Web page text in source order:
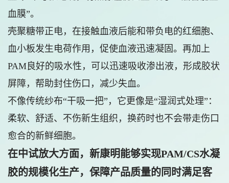
血膜”。
壳聚糖带正电，在接触血液后能和带负电的红细胞、
血小板发生电荷作用，促使血液迅速凝固。再加上
PAM良好的吸水性，可以迅速吸收渗出液，形成胶状
屏障，帮助封住伤口，减少失血。
不像传统纱布“干吸一把”，它更像是“湿润式处理”：
柔软、舒适、不伤新生组织，换药时也不会带走伤口
愈合的新鲜细胞。
在中试放大方面，新康明能够实现PAM/CS水凝
胶的规模化生产，保障产品质量的同时满足客